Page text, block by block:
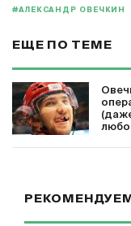
#АЛЕКСАНДР ОВЕЧКИН
ЕЩЕ ПО ТЕМЕ
РЕКОМЕНДУЕМ